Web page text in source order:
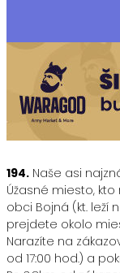
194. Naše asi
Úžasné miesto,
obci Bojná (kt. leží
prejdete okolo
Narazíte na
od 17:00 hod.) a